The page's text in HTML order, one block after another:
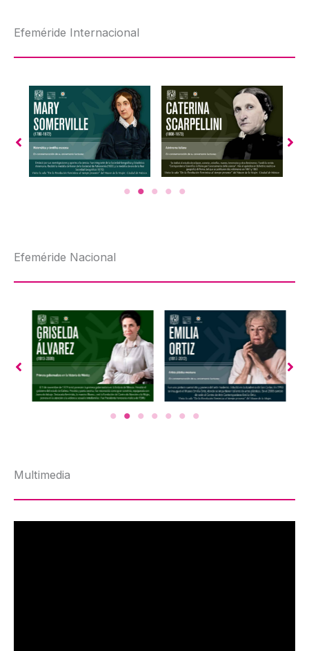
Efeméride Internacional
Efeméride Nacional
Multimedia